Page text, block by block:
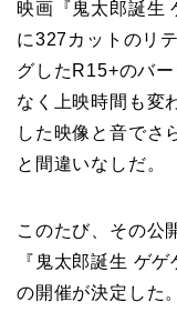
映画『鬼太郎誕生
に327カットのリ
グしたR15+のバ
なく上映時間も変
した映像と音でさ
と間違いなしだ。
このたび、その公
『鬼太郎誕生 ゲ
の開催が決定した